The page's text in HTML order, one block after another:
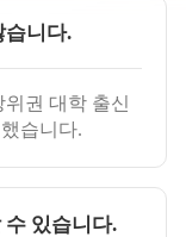
습니다.
권 대학 출신
습니다.
수 있습니다.